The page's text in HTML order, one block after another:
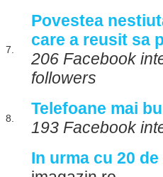
7.
Povestea
care a reusit sa
206 Facebook
followers
8.
Telefoane mai
193 Facebook
In urma cu 20